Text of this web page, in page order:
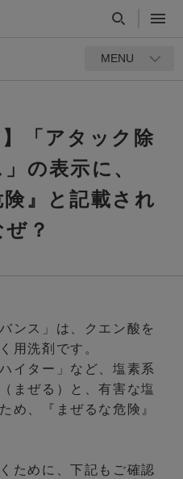
MENU
】「アタック除
の表示に、
険』と記載され
？
ンス」は、クエン酸を
用洗剤です。
イター」など、塩素系
まぜる）と、有害な塩
め、『まぜるな危険』
ために、下記もご確認